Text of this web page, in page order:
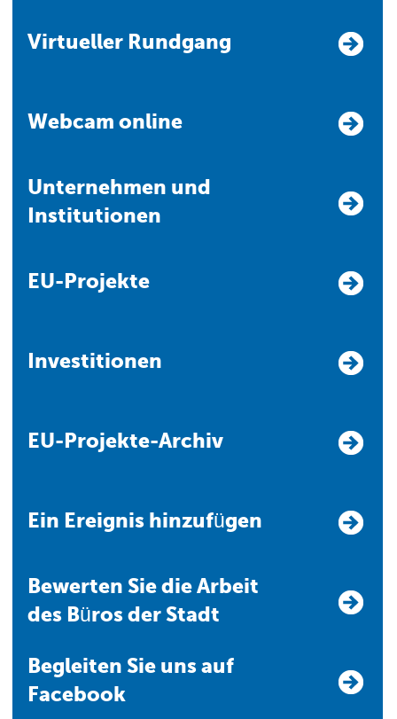
Virtueller Rundgang
Webcam online
Unternehmen und
Institutionen
EU-Projekte
Investitionen
EU-Projekte-Archiv
Ein Ereignis hinzufügen
Bewerten Sie die Arbeit
des Büros der Stadt
Begleiten Sie uns auf
Facebook